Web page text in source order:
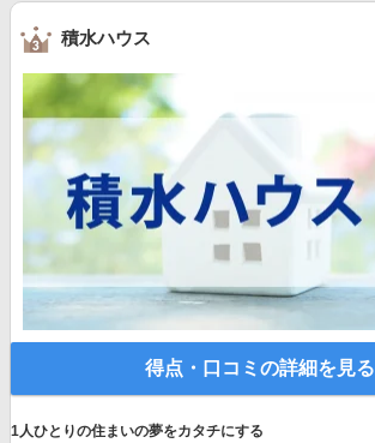
積水ハウス
得点・口コミの詳細を見る
1人ひとりの住まいの夢をカタチにする